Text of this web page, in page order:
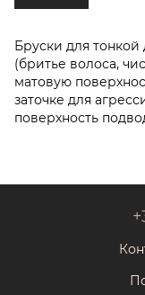
Бруски для
(бритье волоса,
матовую
заточке для
поверхность